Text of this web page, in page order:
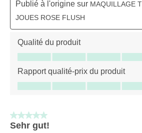
Publié à l'origine sur MAQUILLAGE
JOUES ROSE FLUSH
Qualité du produit
Qualité du produit, 5.0 sur 5
Rapport qualité-prix du produit
Rapport qualité-prix du produit, 5.0
5 sur 5 étoiles.
Sehr gut!